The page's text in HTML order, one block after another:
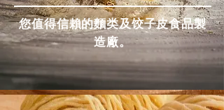
您值得信賴的麵类及饺子皮食品製
造廠。